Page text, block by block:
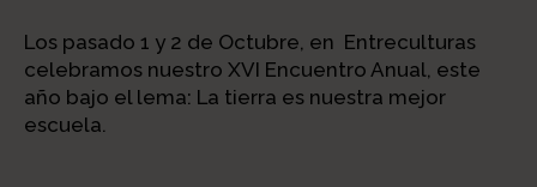
Los pasado 1 y 2 de Octubre, en Entreculturas
celebramos nuestro XVI Encuentro Anual, este
año bajo el lema: La tierra es nuestra mejor
escuela.